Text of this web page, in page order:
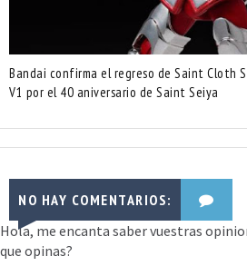
Bandai confirma el regreso de Saint Cloth
V1 por el 40 aniversario de Saint Seiya
NO HAY COMENTARIOS:
Hola, me encanta saber vuestras
que opinas?